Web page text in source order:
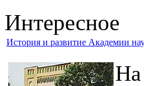
Интересное
История и развитие Академии
На